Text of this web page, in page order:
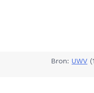
Bron: UWV